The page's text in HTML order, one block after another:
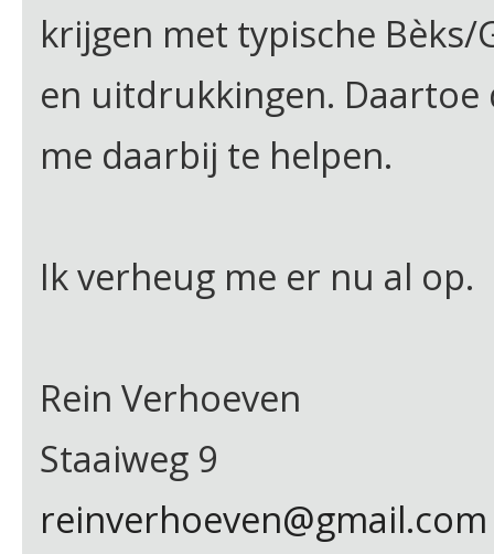
krijgen met typische
en uitdrukkingen. Daartoe
me daarbij te helpen.
Ik verheug me er nu al op.
Rein Verhoeven
Staaiweg 9
reinverhoeven@gmail.com